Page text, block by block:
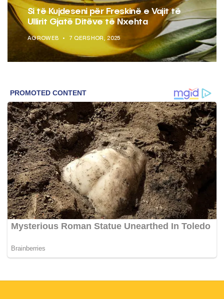
Si të Kujdeseni për Freskinë e Vajit të
Ullirit Gjatë Ditëve të Nxehta
AGROWEB 7 QERSHOR, 2025